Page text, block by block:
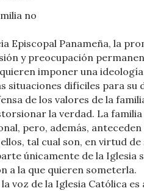
no
Episcopal Panameña, la
y preocupación
imponer una
situaciones difíciles para su
de los valores de la
la verdad. La
pero, además, anteceden
tal cual son, en virtud
únicamente de la Iglesia
a la que quieren someterla.
voz de la Iglesia Católica